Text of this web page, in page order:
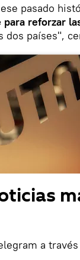
pasado
para reforzar
dos países",
a